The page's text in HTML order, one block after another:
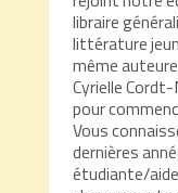
libraire
littérature
même
Cyrielle
pour
Vous
dernières
étudiante/